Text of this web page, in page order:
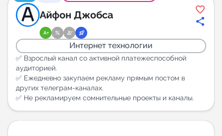
Каталог каналов
Каталог ботов
Горящие предложения
Индекс читаемости каналов в Telegram
New
Аналитика MAX каналов
Айфон Джобса
Интернет технологии
✅️ Взрослый канал со активной платежеспособной
аудиторией.
✅️ Ежедневно закупаем рекламу прямым постом в
других телеграм-каналах.
✅️ Не рекламируем сомнительные проекты и каналы.